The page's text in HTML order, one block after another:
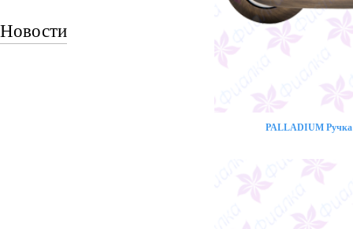
Новости
PALLADIUM Ручка